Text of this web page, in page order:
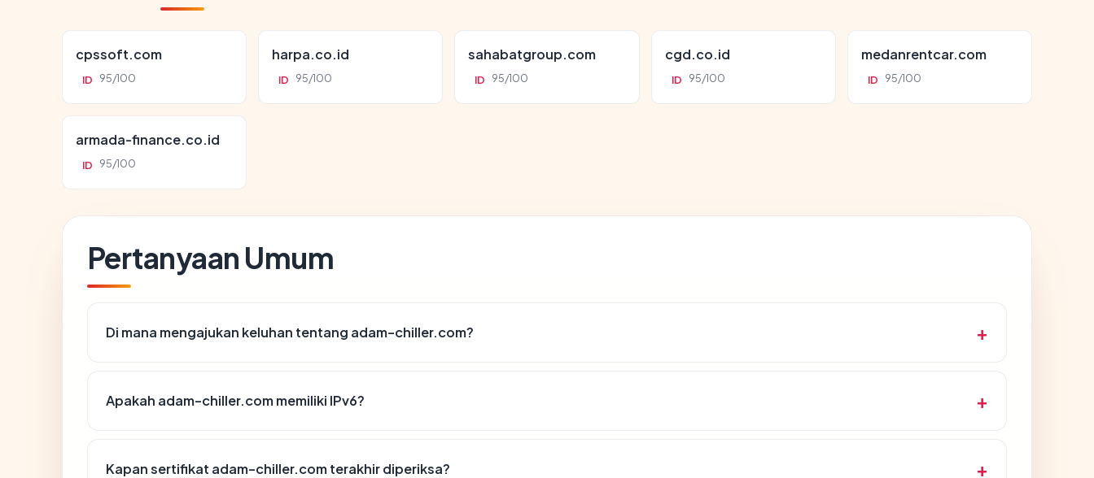
cpssoft.com
ID 95/100
harpa.co.id
ID 95/100
sahabatgroup.com
ID 95/100
cgd.co.id
ID 95/100
medanrentcar.com
ID 95/100
armada-finance.co.id
ID 95/100
Pertanyaan Umum
Di mana mengajukan keluhan tentang adam-chiller.com?
Apakah adam-chiller.com memiliki IPv6?
Kapan sertifikat adam-chiller.com terakhir diperiksa?